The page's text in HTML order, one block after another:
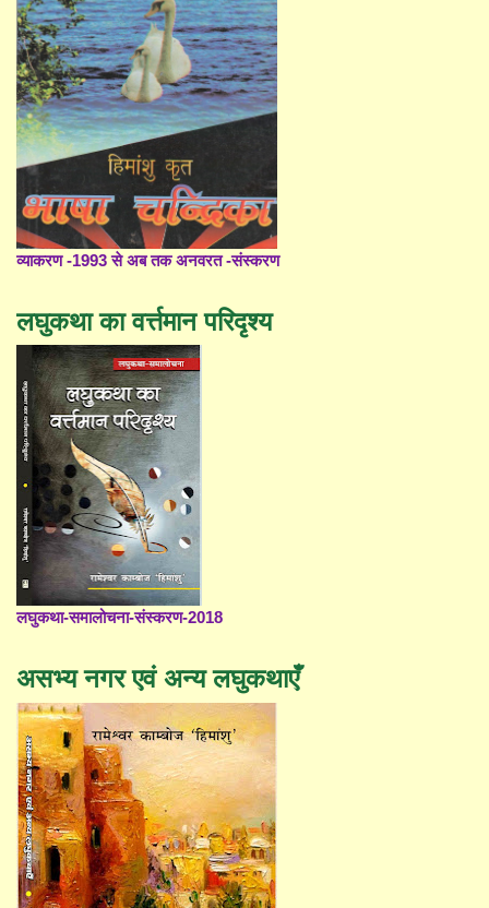
व्याकरण -1993 से अब तक अनवरत -संस्करण
लघुकथा का वर्त्तमान परिदृश्य
लघुकथा-समालोचना-संस्करण-2018
असभ्य नगर एवं अन्य लघुकथाएँ